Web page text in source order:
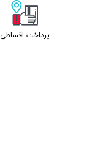
پرداخت اقساطی